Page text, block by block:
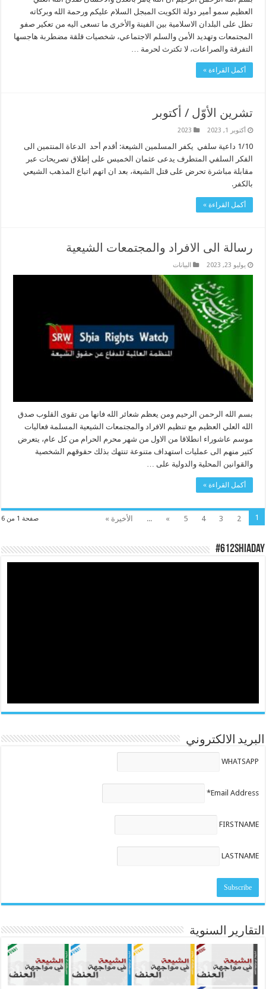
العظيم سمو أمير دولة الكويت المبجل السلام عليكم ورحمة الله وبركاته
تطل على البلدان الاسلامية بين الفينة والأخرى ما تسعى اليه من تعكير صفو
المجتمعات وتهديد الأمن والسلم الاجتماعي، شخصيات قلقة مضطربة هاجسها
التفرقة والصراعات، لا تكترث لحرمة …
أكمل القراءة »
تشرين الأوّل / أكتوبر
أكتوبر 1, 2023 2023
1/10 داعية سلفي يكفر المسلمين الشيعة: أقدم أحد الدعاة المنتمين الى
الفكر السلفي المتطرف يدعى عثمان الخميس على إطلاق تصريحات عبر
مقابلة مباشرة تحرض على قتل الشيعة، بعد ان اتهم اتباع المذهب الشيعي
بالكفر.
أكمل القراءة »
رسالة الى الافراد والمجتمعات الشيعية
يوليو 23, 2023 البیانات
بسم الله الرحمن الرحيم ومن يعظم شعائر الله فانها من تقوى القلوب صدق
الله العلي العظيم مع تنظيم الافراد والمجتمعات الشيعية المسلمة فعاليات
موسم عاشوراء انطلاقا من الاول من شهر محرم الحرام من كل عام، يتعرض
كثير منهم الى عمليات استهداف متنوعة تنتهك بذلك حقوقهم الشخصية
والقوانين المحلية والدولية على …
أكمل القراءة »
صفحة 1 من 6 1
2
3
4
5
»
... الأخيرة »
#612ShiaDay
البريد الالكتروني
WHATSAPP
Email Address*
FIRSTNAME
LASTNAME
التقارير السنوية